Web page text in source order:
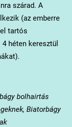
szárad. A
(az emberre
tartós
héten keresztül
bolhairtás
Biatorbágy